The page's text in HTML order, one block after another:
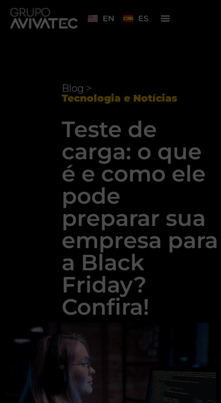
EN ES
Blog >
Tecnologia e Notícias
Teste de
carga: o que
é e como ele
pode
preparar sua
empresa para
a Black
Friday?
Confira!